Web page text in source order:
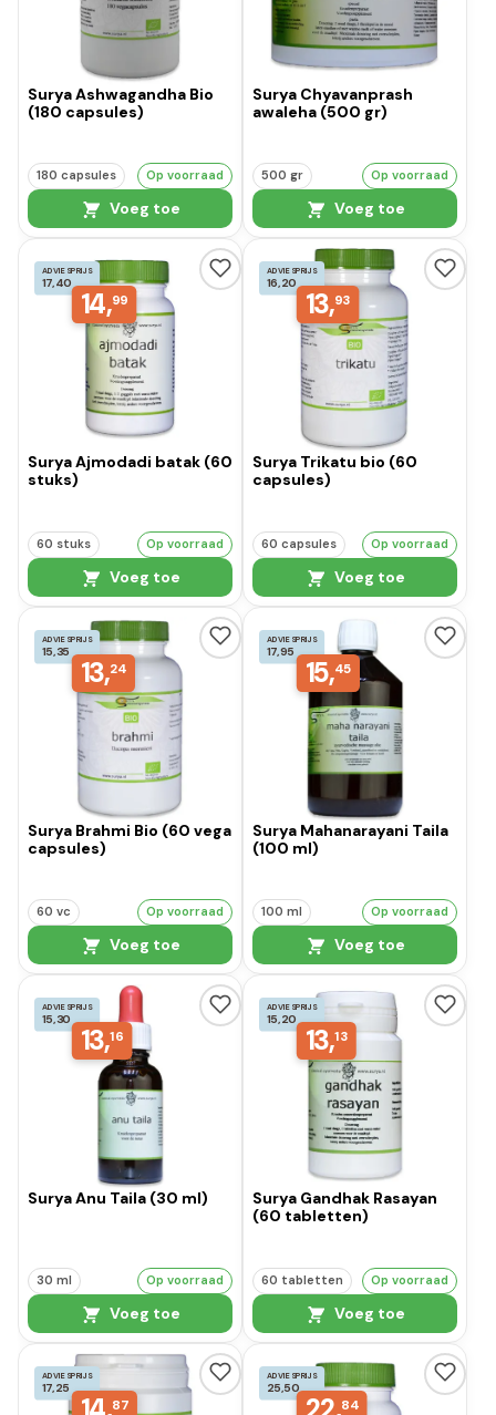
Surya Ashwagandha Bio
(180 capsules)
180 capsules Op voorraad
Voeg toe
Surya Chyavanprash
awaleha (500 gr)
500 gr Op voorraad
Voeg toe
ADVIESPRIJS
17,40
14,99
Surya Ajmodadi batak (60
stuks)
60 stuks Op voorraad
Voeg toe
ADVIESPRIJS
16,20
13,93
Surya Trikatu bio (60
capsules)
60 capsules Op voorraad
Voeg toe
ADVIESPRIJS
15,35
13,24
Surya Brahmi Bio (60 vega
capsules)
60 vc Op voorraad
Voeg toe
ADVIESPRIJS
17,95
15,45
Surya Mahanarayani Taila
(100 ml)
100 ml Op voorraad
Voeg toe
ADVIESPRIJS
15,30
13,16
Surya Anu Taila (30 ml)
30 ml Op voorraad
Voeg toe
ADVIESPRIJS
15,20
13,13
Surya Gandhak Rasayan
(60 tabletten)
60 tabletten Op voorraad
Voeg toe
ADVIESPRIJS
17,25
87
ADVIESPRIJS
25,50
84